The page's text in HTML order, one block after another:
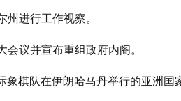
进行工作视察。
议并宣布重组政府内阁。
棋队在伊朗哈马丹举行的亚洲国